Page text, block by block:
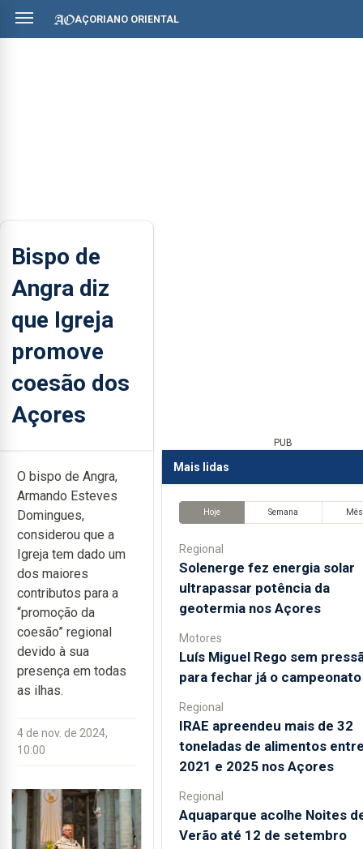
AÇORIANO ORIENTAL
Bispo de
Angra diz
que Igreja
promove
coesão dos
Açores
O bispo de Angra,
Armando Esteves
Domingues,
considerou que a
Igreja tem dado um
dos maiores
contributos para a
“promoção da
coesão” regional
devido à sua
presença em todas
as ilhas.
4 de nov. de 2024,
10:00
PUB
Mais lidas
Hoje Semana Mês
Regional
Solenerge fez energia solar
ultrapassar potência da
geotermia nos Açores
Motores
Luís Miguel Rego sem
para fechar já o campeonato
Regional
IRAE apreendeu mais de 32
toneladas de alimentos
2021 e 2025 nos Açores
Regional
Aquaparque acolhe Noites
Verão até 12 de setembro